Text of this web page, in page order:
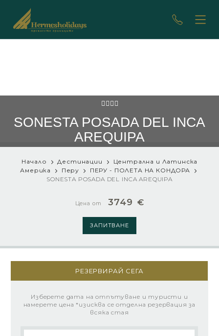
SONESTA POSADA DEL INCA
AREQUIPA
Начало Дестинации
Централна и Латинска
Америка
Перу
ПЕРУ - ПОЛЕТА НА КОНДОРА
SONESTA POSADA DEL INCA AREQUIPA
Цена от 3749 €
ЗАПИТВАНЕ
РЕЗЕРВИРАЙ СЕГА
Изберете дата на отпътуване и туристи и
намерете цена *изисква се отделна резервация за
всяка стая